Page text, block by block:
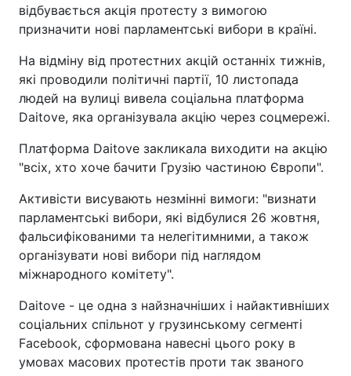
відбувається акція протесту з вимогою
призначити нові парламентські вибори в країні.
На відміну від протестних акцій останніх тижнів,
які проводили політичні партії, 10 листопада
людей на вулиці вивела соціальна платформа
Daitove, яка організувала акцію через соцмережі.
Платформа Daitove закликала виходити на акцію
"всіх, хто хоче бачити Грузію частиною Європи".
Активісти висувають незмінні вимоги: "визнати
парламентські вибори, які відбулися 26 жовтня,
фальсифікованими та нелегітимними, а також
організувати нові вибори під наглядом
міжнародного комітету".
Daitove - це одна з найзначніших і найактивніших
соціальних спільнот у грузинському сегменті
Facebook, сформована навесні цього року в
умовах масових протестів проти так званого